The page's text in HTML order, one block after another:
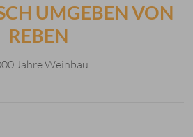
UMGEBEN VON
REBEN
Jahre Weinbau